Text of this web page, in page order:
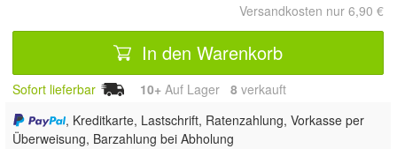
Versandkosten nur 6,90 €
In den Warenkorb
Sofort lieferbar 10+ Auf Lager 8 verkauft
, Kreditkarte, Lastschrift, Ratenzahlung, Vorkasse per
Überweisung, Barzahlung bei Abholung